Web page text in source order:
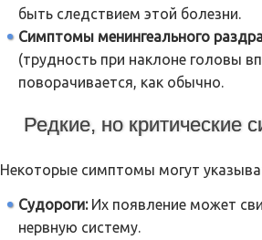
быть следствием этой болезни.
Симптомы менингеального
(трудность при наклоне головы
поворачивается, как обычно.
Редкие, но критические
Некоторые симптомы могут
Судороги:Их появление может
нервную систему.